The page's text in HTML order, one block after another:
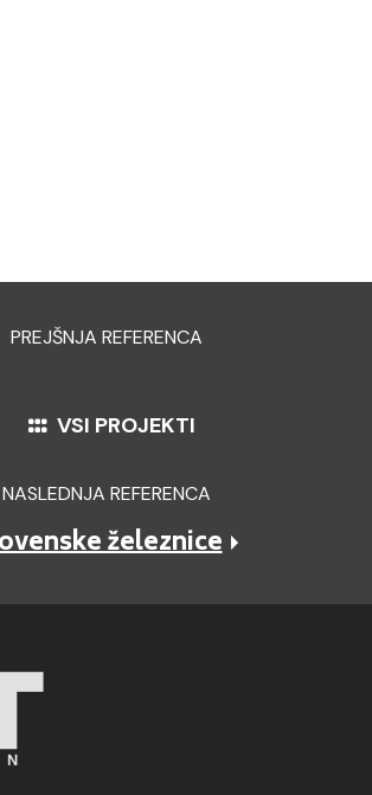
PREJŠNJA REFERENCA
VSI PROJEKTI
NASLEDNJA REFERENCA
železnice